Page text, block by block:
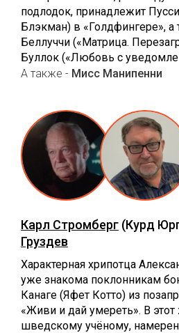
подлодок, принадлежит
Блэкман) в «Голдфингере»,
Беллуччи («Матрица.
Буллок («Любовь с
А также - Мисс Манипенни
Карл Стромберг (Курд
Груздев
Характерная хрипотца
уже знакома поклонникам
Канаге (Яфет Котто) из
«Живи и дай умереть». В
шведскому учёному,